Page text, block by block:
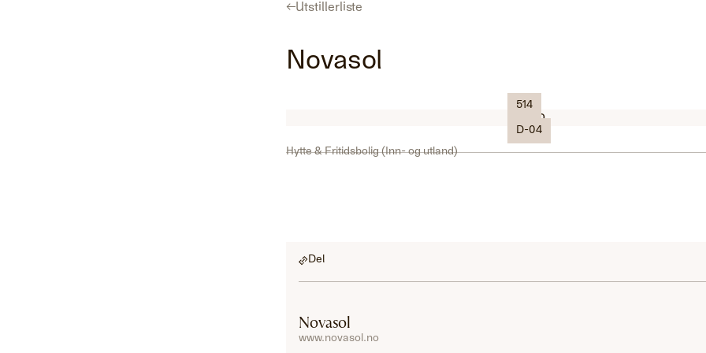
←Utstillerliste
Novasol
514
D-04
Logo
Hytte & Fritidsbolig (Inn- og utland)
Del
Novasol
www.novasol.no